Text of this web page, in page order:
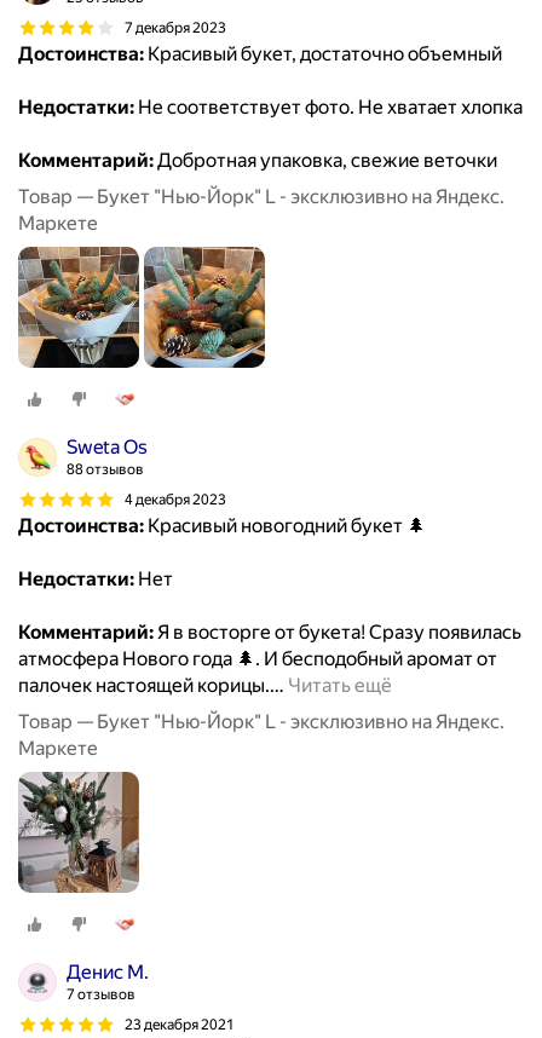
7 декабря 2023
Достоинства: Красивый букет, достаточно объемный
Недостатки: Не соответствует фото. Не хватает хлопка
Комментарий:Добротная упаковка, свежие веточки
Товар — Букет "Нью-Йорк" L - эксклюзивно на Яндекс.
Маркете
Sweta Os
88 отзывов
4 декабря 2023
Достоинства: Красивый новогодний букет 🌲
Недостатки: Нет
Комментарий:Я в восторге от букета! Сразу появилась
атмосфера Нового года 🌲. И бесподобный аромат от
палочек настоящей корицы.… Читать ещё
Товар — Букет "Нью-Йорк" L - эксклюзивно на Яндекс.
Маркете
Денис М.
7 отзывов
23 декабря 2021